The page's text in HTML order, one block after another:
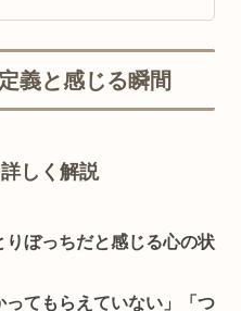
義と感じる瞬間
しく解説
りぼっちだと感じる心の状
ってもらえていない」「つ